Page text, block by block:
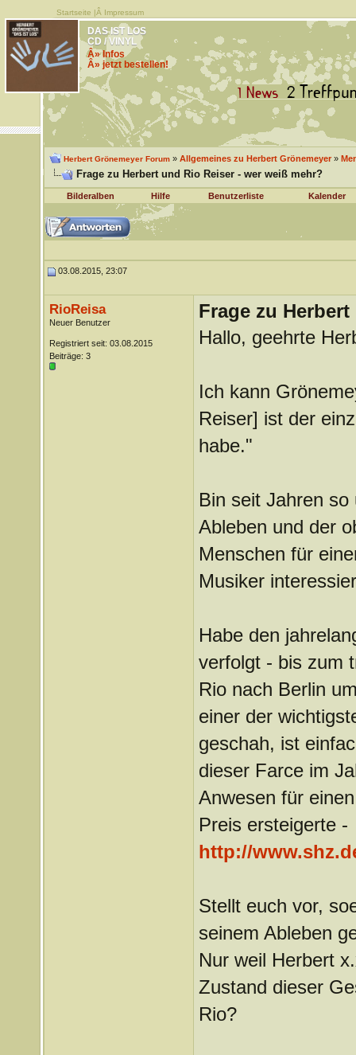
Startseite |Â Impressum
DAS IST LOS
CD / VINYL
Â» Infos
Â» jetzt bestellen!
Herbert Grönemeyer Forum» Allgemeines zu Herbert Grönemeyer»
Frage zu Herbert und Rio Reiser - wer weiß mehr?
Bilderalben Hilfe Benutzerliste Kalender
03.08.2015, 23:07
RioReisa
Neuer Benutzer
Registriert seit: 03.08.2015
Beiträge: 3
Frage zu
Hallo, geehrte
Ich kann
Reiser] ist der
habe."
Bin seit Jahren
Ableben und der
Menschen für
Musiker
Habe den
verfolgt - bis zum
Rio nach Berlin
einer der
geschah, ist
dieser Farce im
Anwesen für
Preis ersteigerte -
http://
Stellt euch vor,
seinem Ableben
Nur weil Herbert
Zustand dieser
Rio?